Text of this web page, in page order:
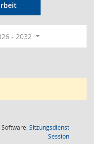
- 2032
Software:Sitzungsdienst
Session(Wird in